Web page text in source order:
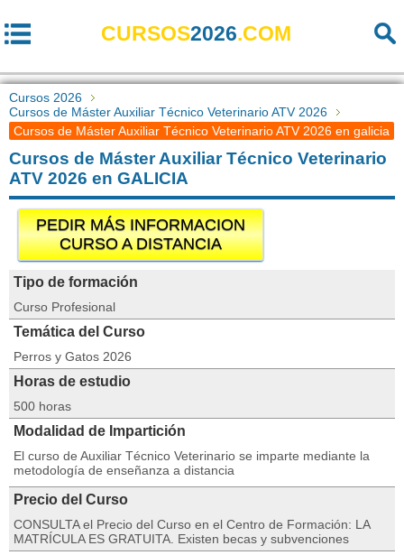
CURSOS2026.COM
Cursos 2026
Cursos de Máster Auxiliar Técnico Veterinario ATV 2026
Cursos de Máster Auxiliar Técnico Veterinario ATV 2026 en galicia
Cursos de Máster Auxiliar Técnico Veterinario
ATV 2026 en GALICIA
PEDIR MÁS INFORMACION
CURSO A DISTANCIA
Tipo de formación
Curso Profesional
Temática del Curso
Perros y Gatos 2026
Horas de estudio
500 horas
Modalidad de Impartición
El curso de Auxiliar Técnico Veterinario se imparte mediante la
metodología de enseñanza a distancia
Precio del Curso
CONSULTA el Precio del Curso en el Centro de Formación: LA
MATRÍCULA ES GRATUITA. Existen becas y subvenciones